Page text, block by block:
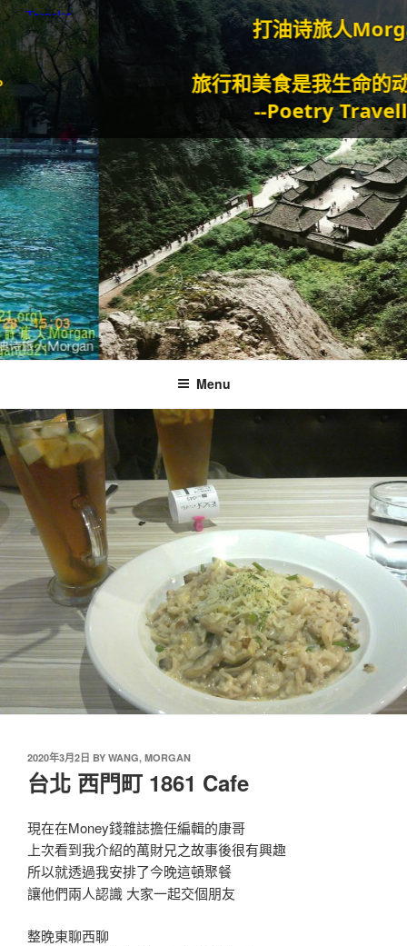
打油诗旅人Morgan
旅行和美食是我生命的动力泉
--Poetry Traveller
Menu
2020年3月2日 BY WANG, MORGAN
台北 西門町 1861 Cafe
現在在Money錢雜誌擔任編輯的康哥
上次看到我介紹的萬財兄之故事後很有興趣
所以就透過我安排了今晚這頓聚餐
讓他們兩人認識 大家一起交個朋友
整晚東聊西聊